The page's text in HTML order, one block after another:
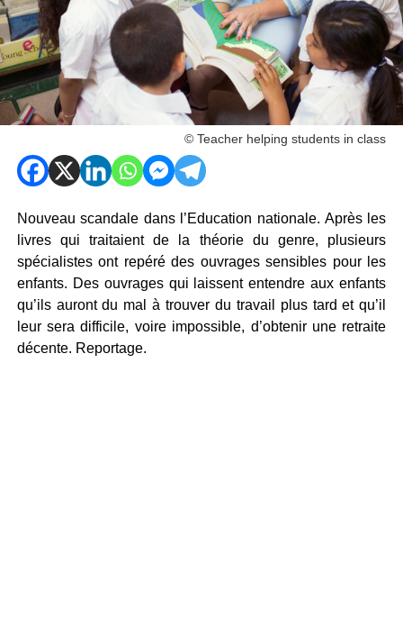
© Teacher helping students in class
Nouveau scandale dans l’Education nationale. Après les
livres qui traitaient de la théorie du genre, plusieurs
spécialistes ont repéré des ouvrages sensibles pour les
enfants. Des ouvrages qui laissent entendre aux enfants
qu’ils auront du mal à trouver du travail plus tard et qu’il
leur sera difficile, voire impossible, d’obtenir une retraite
décente. Reportage.